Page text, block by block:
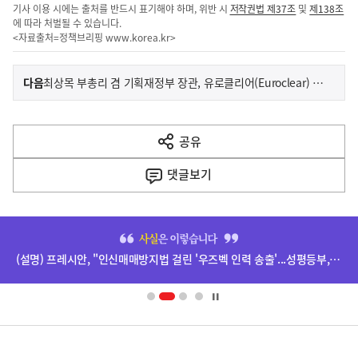
기사 이용 시에는 출처를 반드시 표기해야 하며, 위반 시 저작권법 제37조 및제138조
에 따라 처벌될 수 있습니다.
<자료출처=정책브리핑 www.korea.kr>
이
전
다
음
다음기
최상목 부총리 겸 기획재정부 장관, 유로클리어(Euroclear) 최고경영자 화상면담 실시
공유
열
기
댓글보기
영
(설명) 프레시안, "인신매매방지법 걸린 '우즈벡 인력 송출'...성평등부,노동·법무부에 개선 요청" 관련